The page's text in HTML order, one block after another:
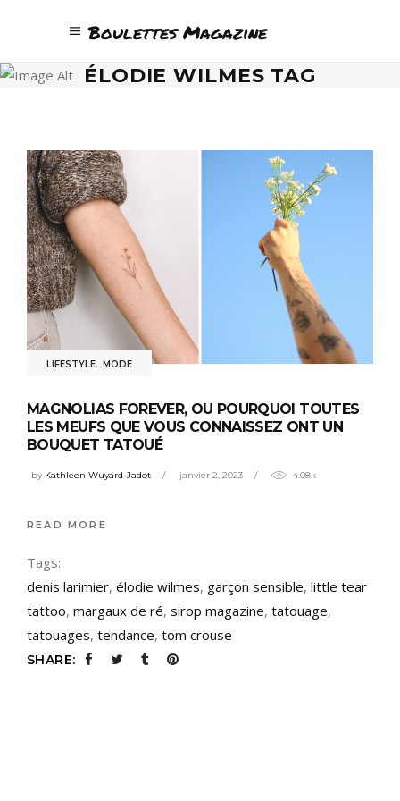
Boulettes Magazine
ÉLODIE WILMES TAG
LIFESTYLE, MODE
MAGNOLIAS FOREVER, OU POURQUOI TOUTES
LES MEUFS QUE VOUS CONNAISSEZ ONT UN
BOUQUET TATOUÉ
by Kathleen Wuyard-Jadot janvier 2, 2023 4.08k
READ MORE
Tags:
denis larimier, élodie wilmes, garçon sensible, little tear
tattoo, margaux de ré, sirop magazine, tatouage,
tatouages, tendance, tom crouse
SHARE: